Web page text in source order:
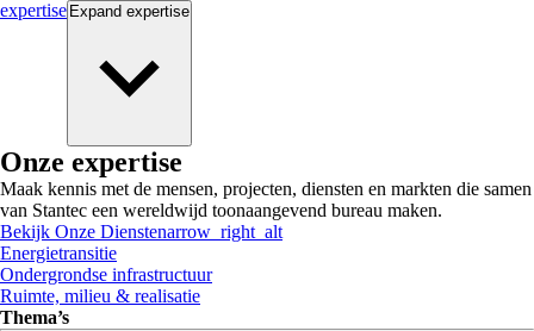
expertise Expand expertise
Onze expertise
Maak kennis met de mensen, projecten, diensten en markten die samen
van Stantec een wereldwijd toonaangevend bureau maken.
Bekijk Onze Dienstenarrow_right_alt
Energietransitie
Ondergrondse infrastructuur
Ruimte, milieu & realisatie
Thema’s